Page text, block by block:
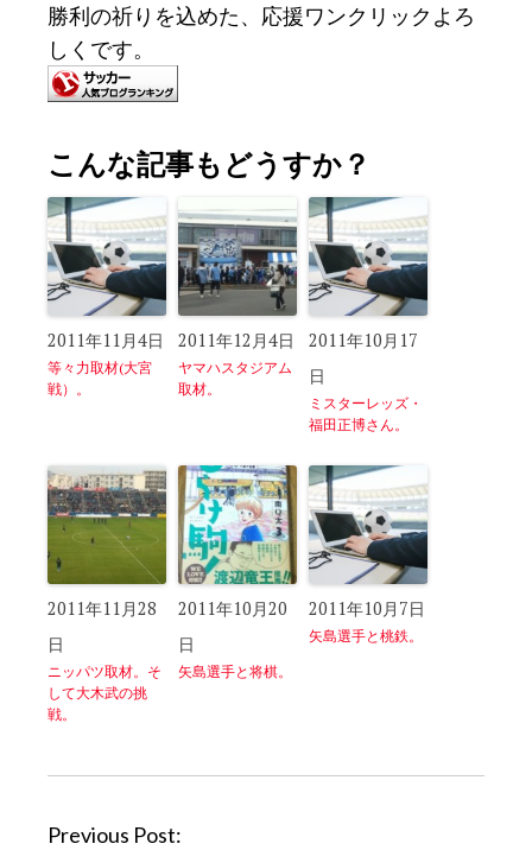
勝利の祈りを込めた、応援ワンクリックよろ
しくです。
こんな記事もどうすか？
2011年11月4日
等々力取材(大宮
戦）。
2011年12月4日
ヤマハスタジアム
取材。
2011年10月17
日
ミスターレッズ・
福田正博さん。
2011年11月28
日
ニッパツ取材。そ
して大木武の挑
戦。
2011年10月20
日
矢島選手と将棋。
2011年10月7日
矢島選手と桃鉄。
P
Previous Post: